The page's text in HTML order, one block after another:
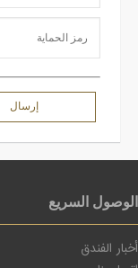
الوصول السريع
أﺧﺒﺎر اﻟﻔﻨﺪق